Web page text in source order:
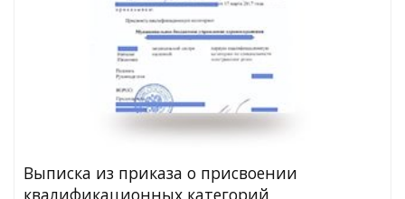
Выписка из приказа о присвоении
квалификационных категорий